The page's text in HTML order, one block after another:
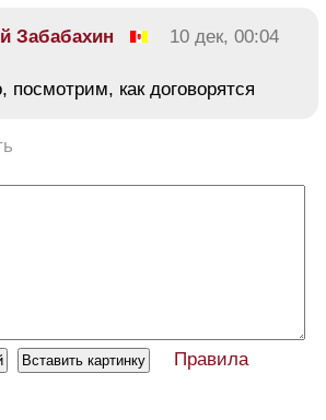
Забабахин
10 дек, 00:04
посмотрим, как договорятся
Правила